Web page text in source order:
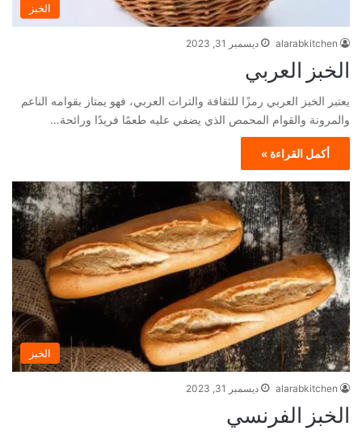
الخبز
alarabkitchen ديسمبر 31, 2023
الخبز العربي
يعتبر الخبز العربي رمزًا للثقافة والتراث العربي، فهو يمتاز بقوامه الناعم
والمرونة والقوام المحمص الذي يضفي عليه طعمًا فريدًا ورائحة…
أكمل القراءة »
الخبز
alarabkitchen ديسمبر 31, 2023
الخبز الفرنسي